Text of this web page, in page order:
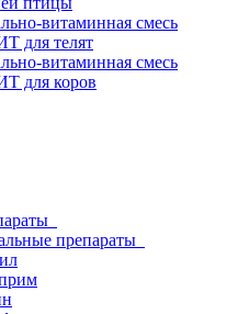
витаминная смесь
для телят
витаминная смесь
для коров
препараты